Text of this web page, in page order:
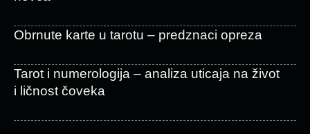
Obrnute karte u tarotu – predznaci opreza
Tarot i numerologija – analiza uticaja na život
i ličnost čoveka